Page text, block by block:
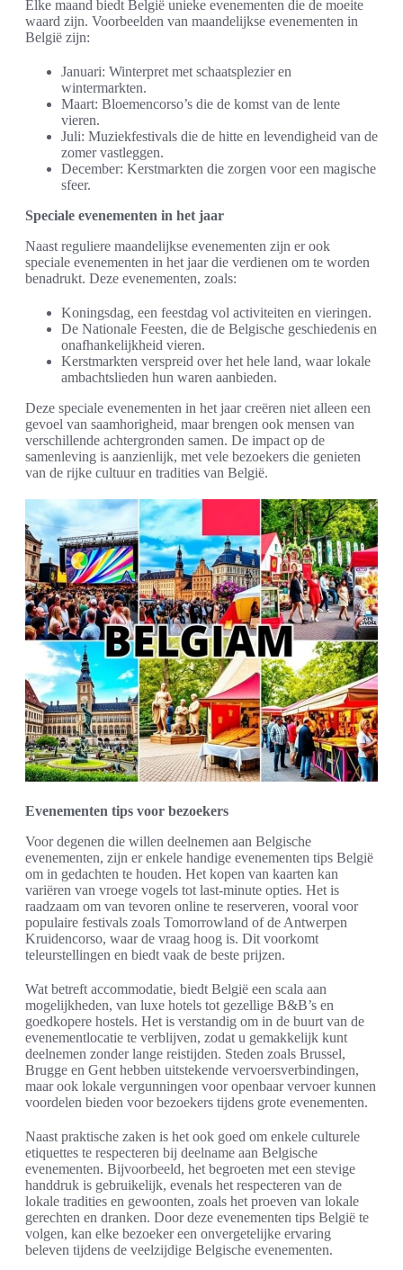
Elke maand biedt België unieke evenementen die de moeite
waard zijn. Voorbeelden van maandelijkse evenementen in
België zijn:
Januari: Winterpret met schaatsplezier en
wintermarkten.
Maart: Bloemencorso’s die de komst van de lente
vieren.
Juli: Muziekfestivals die de hitte en levendigheid van de
zomer vastleggen.
December: Kerstmarkten die zorgen voor een magische
sfeer.
Speciale evenementen in het jaar
Naast reguliere maandelijkse evenementen zijn er ook
speciale evenementen in het jaar die verdienen om te worden
benadrukt. Deze evenementen, zoals:
Koningsdag, een feestdag vol activiteiten en vieringen.
De Nationale Feesten, die de Belgische geschiedenis en
onafhankelijkheid vieren.
Kerstmarkten verspreid over het hele land, waar lokale
ambachtslieden hun waren aanbieden.
Deze speciale evenementen in het jaar creëren niet alleen een
gevoel van saamhorigheid, maar brengen ook mensen van
verschillende achtergronden samen. De impact op de
samenleving is aanzienlijk, met vele bezoekers die genieten
van de rijke cultuur en tradities van België.
Evenementen tips voor bezoekers
Voor degenen die willen deelnemen aan Belgische
evenementen, zijn er enkele handige evenementen tips België
om in gedachten te houden. Het kopen van kaarten kan
variëren van vroege vogels tot last-minute opties. Het is
raadzaam om van tevoren online te reserveren, vooral voor
populaire festivals zoals Tomorrowland of de Antwerpen
Kruidencorso, waar de vraag hoog is. Dit voorkomt
teleurstellingen en biedt vaak de beste prijzen.
Wat betreft accommodatie, biedt België een scala aan
mogelijkheden, van luxe hotels tot gezellige B&B’s en
goedkopere hostels. Het is verstandig om in de buurt van de
evenementlocatie te verblijven, zodat u gemakkelijk kunt
deelnemen zonder lange reistijden. Steden zoals Brussel,
Brugge en Gent hebben uitstekende vervoersverbindingen,
maar ook lokale vergunningen voor openbaar vervoer kunnen
voordelen bieden voor bezoekers tijdens grote evenementen.
Naast praktische zaken is het ook goed om enkele culturele
etiquettes te respecteren bij deelname aan Belgische
evenementen. Bijvoorbeeld, het begroeten met een stevige
handdruk is gebruikelijk, evenals het respecteren van de
lokale tradities en gewoonten, zoals het proeven van lokale
gerechten en dranken. Door deze evenementen tips België te
volgen, kan elke bezoeker een onvergetelijke ervaring
beleven tijdens de veelzijdige Belgische evenementen.